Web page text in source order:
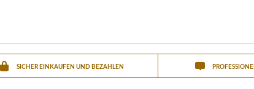
SICHER EINKAUFEN UND BEZAHLEN